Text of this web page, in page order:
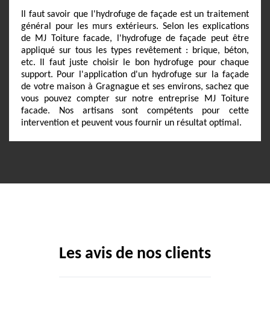
Il faut savoir que l'hydrofuge de façade est un traitement
général pour les murs extérieurs. Selon les explications
de MJ Toiture facade, l'hydrofuge de façade peut être
appliqué sur tous les types revêtement : brique, béton,
etc. Il faut juste choisir le bon hydrofuge pour chaque
support. Pour l'application d'un hydrofuge sur la façade
de votre maison à Gragnague et ses environs, sachez que
vous pouvez compter sur notre entreprise MJ Toiture
facade. Nos artisans sont compétents pour cette
intervention et peuvent vous fournir un résultat optimal.
Les avis de nos clients